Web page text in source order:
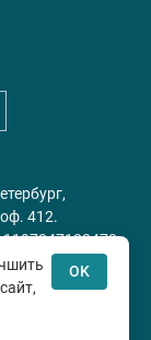
412.
OK